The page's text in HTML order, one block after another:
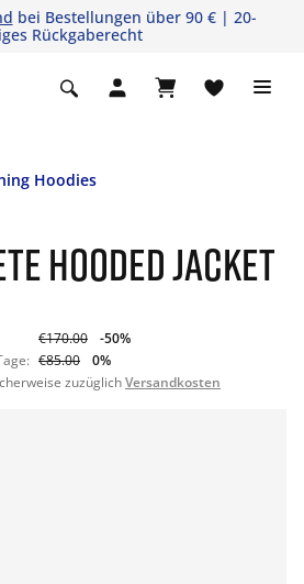
bei Bestellungen über 90 € | 20-
Rückgaberecht
Hoodies
HOODED JACKET
€170.00
-50%
€85.00
0%
zuzüglichVersandkosten